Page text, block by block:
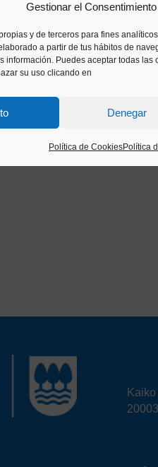
Gestionar el
y de terceros para fines
a partir de tus hábitos de
información. Puedes aceptar todas las
su uso clicando en
Denegar
Política de CookiesPolítica
del museo!
la actividad y la